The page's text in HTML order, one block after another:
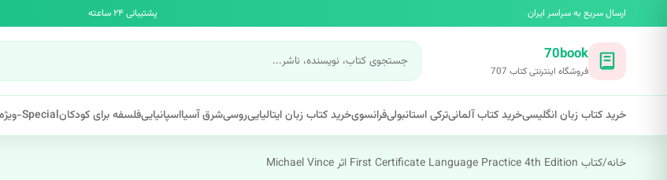
ارسال سریع به سراسر ایران پشتیبانی ۲۴ ساعته
70book
فروشگاه اینترنتی کتاب 707
خرید کتاب زبان انگلیسیخرید کتاب آلمانیترکی استانبولیفرانسویخرید کتاب زبان ایتالیاییروسیشرق آسیااسپانیاییفلسفه برای کودکانSpecial-ویژه
خانه/کتاب First Certificate Language Practice 4th Edition اثر Michael Vince